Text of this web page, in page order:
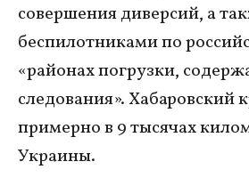
совершения диверсий, а
беспилотниками по
«районах погрузки,
следования». Хабаровский
примерно в 9 тысячах
Украины.